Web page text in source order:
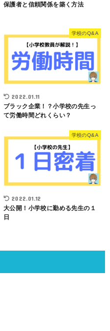
保護者と信頼関係を築く方法
学校のQ&A
2022.01.11
ブラック企業！？小学校の先生っ
て労働時間どれくらい？
学校のQ&A
2022.01.12
大公開！小学校に勤める先生の１
日